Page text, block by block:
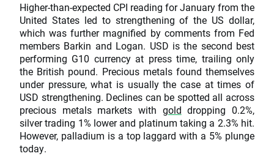
Higher-than-expected CPI reading for January from the
United States led to strengthening of the US dollar,
which was further magnified by comments from Fed
members Barkin and Logan. USD is the second best
performing G10 currency at press time, trailing only
the British pound. Precious metals found themselves
under pressure, what is usually the case at times of
USD strengthening. Declines can be spotted all across
precious metals markets with gold dropping 0.2%,
silver trading 1% lower and platinum taking a 2.3% hit.
However, palladium is a top laggard with a 5% plunge
today.